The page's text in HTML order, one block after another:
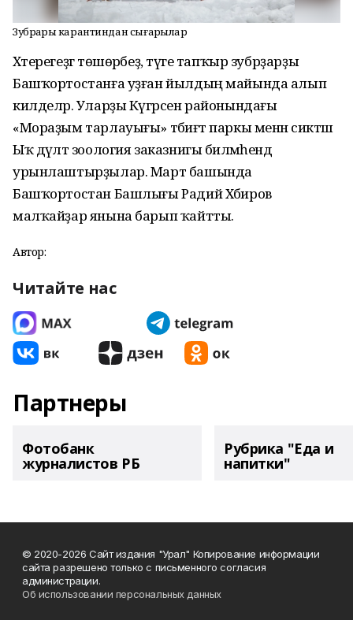
Зубрҙарҙы карантиндан сығарҙылар
Хәтерегеҙгә төшөрәбеҙ, тәүге тапҡыр зубрҙарҙы
Башҡортостанға уҙған йылдың майында алып
килделәр. Уларҙы Күгәрсен районындағы
«Мораҙым тарлауығы» тәбиғәт паркы менән сиктәш
Ыҡ дәүләт зоология заказнигы биләмәһендә
урынлаштырҙылар. Март башында
Башҡортостан Башлығы Радий Хәбиров
малҡайҙар янына барып ҡайтты.
Автор:
Читайте нас
Партнеры
Фотобанк
журналистов РБ
Рубрика "Еда и
напитки"
© 2020-2026 Сайт издания "Урал" Копирование информации
сайта разрешено только с письменного согласия
администрации.
Об использовании персональных данных